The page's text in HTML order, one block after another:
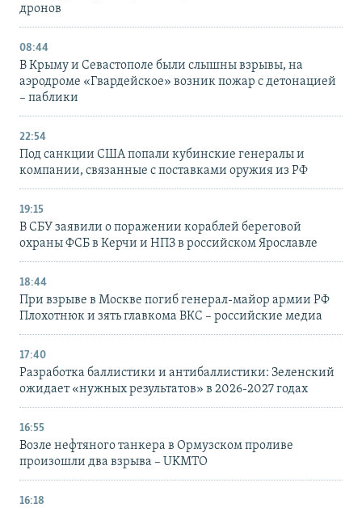
дронов
08:44
В Крыму и Севастополе были слышны взрывы, на
аэродроме «Гвардейское» возник пожар с детонацией
– паблики
22:54
Под санкции США попали кубинские генералы и
компании, связанные с поставками оружия из РФ
19:15
В СБУ заявили о поражении кораблей береговой
охраны ФСБ в Керчи и НПЗ в российском Ярославле
18:44
При взрыве в Москве погиб генерал-майор армии РФ
Плохотнюк и зять главкома ВКС – российские медиа
17:40
Разработка баллистики и антибаллистики: Зеленский
ожидает «нужных результатов» в 2026-2027 годах
16:55
Возле нефтяного танкера в Ормузском проливе
произошли два взрыва – UKMTO
16:18